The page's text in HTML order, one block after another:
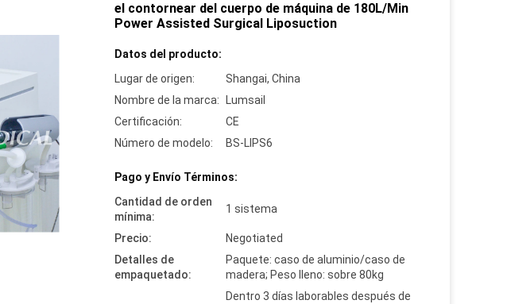
el contornear del cuerpo de máquina de 180L/Min
Power Assisted Surgical Liposuction
Datos del producto:
Lugar de origen:
Shangai, China
Nombre de la marca:
Lumsail
Certificación:
CE
Número de modelo:
BS-LIPS6
Pago y Envío Términos:
Cantidad de orden
mínima:
1 sistema
Precio:
Negotiated
Detalles de
empaquetado:
Paquete: caso de aluminio/caso de
madera; Peso lleno: sobre 80kg
Dentro 3 días laborables después de